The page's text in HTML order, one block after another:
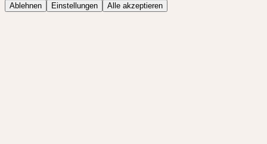
Ablehnen Einstellungen Alle akzeptieren